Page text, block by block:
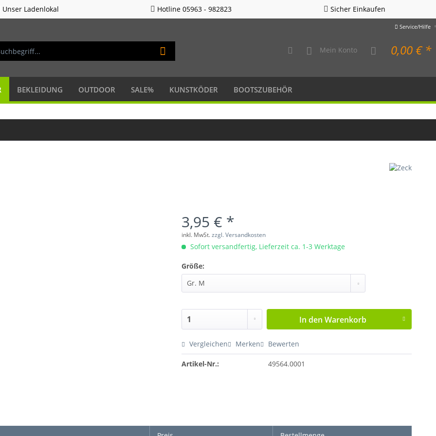
Unser Ladenlokal Hotline 05963 - 982823 Sicher Einkaufen
Service/Hilfe
Mein Konto 0,00 € *
BEKLEIDUNG OUTDOOR SALE% KUNSTKÖDER BOOTSZUBEHÖR
3,95 € *
inkl. MwSt.zzgl. Versandkosten
Sofort versandfertig, Lieferzeit ca. 1-3 Werktage
Größe:
In den Warenkorb
Vergleichen Merken Bewerten
Artikel-Nr.: 49564.0001